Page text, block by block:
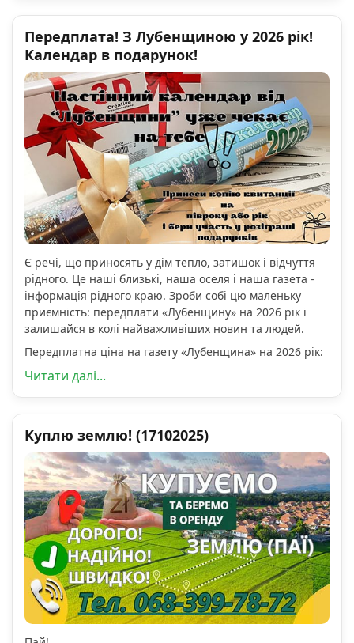
Передплата! З Лубенщиною у 2026 рік!
Календар в подарунок!
Є речі, що приносять у дім тепло, затишок і відчуття
рідного. Це наші близькі, наша оселя і наша газета -
інформація рідного краю. Зроби собі цю маленьку
приємність: передплати «Лубенщину» на 2026 рік і
залишайся в колі найважливіших новин та людей.
Передплатна ціна на газету «Лубенщина» на 2026 рік:
Читати далі...
Куплю землю! (17102025)